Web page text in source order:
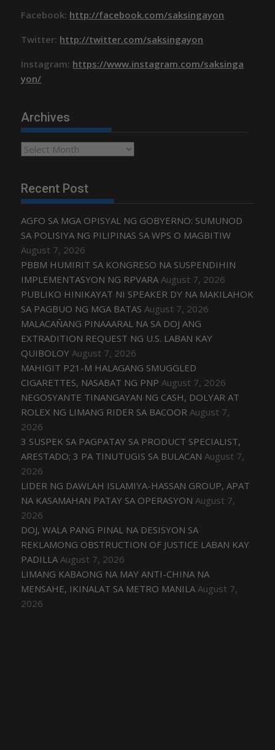
Facebook: http://facebook.com/saksingayon
Twitter: http://twitter.com/saksingayon
Instagram: https://www.instagram.com/saksinga
yon/
Archives
Archives
Recent Post
AGFO SA MGA OPISYAL NG GOBYERNO: SUMUNOD
SA POLISIYA NG PILIPINAS SA WPS O MAGBITIW
August 7, 2026
PBBM HUMIRIT SA KONGRESO NA SUSPENDIHIN
IMPLEMENTASYON NG RPVARA August 7, 2026
PUBLIKO HINIKAYAT NI SPEAKER DY NA MAKILAHOK
SA PAGBUO NG MGA BATAS August 7, 2026
MALACAÑANG PINAAARAL NA SA DOJ ANG
EXTRADITION REQUEST NG U.S. LABAN KAY
QUIBOLOY August 7, 2026
MAHIGIT P21-M HALAGANG SMUGGLED
CIGARETTES, NASABAT NG PNP August 7, 2026
NEGOSYANTE TINANGAYAN NG CASH, DOLYAR AT
ROLEX NG LIMANG RIDER SA BACOOR August 7,
2026
3 SUSPEK SA PAGPATAY SA PRODUCT SPECIALIST,
ARESTADO; 3 PA TINUTUGIS SA BULACAN August 7,
2026
LIDER NG DAWLAH ISLAMIYA-HASSAN GROUP, APAT
NA KASAMAHAN PATAY SA OPERASYON August 7,
2026
DOJ, WALA PANG PINAL NA DESISYON SA
REKLAMONG OBSTRUCTION OF JUSTICE LABAN KAY
PADILLA August 7, 2026
LIMANG KABAONG NA MAY ANTI-CHINA NA
MENSAHE, IKINALAT SA METRO MANILA August 7,
2026